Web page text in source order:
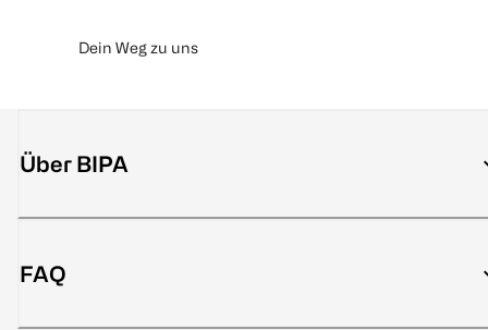
Dein Weg zu uns
Über BIPA
FAQ